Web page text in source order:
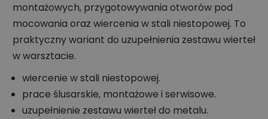
montażowych, przygotowywania otworów pod
mocowania oraz wiercenia w stali niestopowej. To
praktyczny wariant do uzupełnienia zestawu wierteł
w warsztacie.
wiercenie w stali niestopowej.
prace ślusarskie, montażowe i serwisowe.
uzupełnienie zestawu wierteł do metalu.